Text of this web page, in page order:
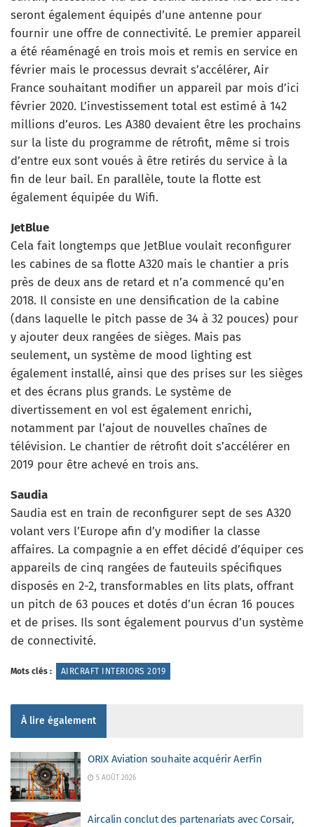
seront également équipés d’une antenne pour
fournir une offre de connectivité. Le premier appareil
a été réaménagé en trois mois et remis en service en
février mais le processus devrait s’accélérer, Air
France souhaitant modifier un appareil par mois d’ici
février 2020. L’investissement total est estimé à 142
millions d’euros. Les A380 devaient être les prochains
sur la liste du programme de rétrofit, même si trois
d’entre eux sont voués à être retirés du service à la
fin de leur bail. En parallèle, toute la flotte est
également équipée du Wifi.
JetBlue
Cela fait longtemps que JetBlue voulait reconfigurer
les cabines de sa flotte A320 mais le chantier a pris
près de deux ans de retard et n’a commencé qu’en
2018. Il consiste en une densification de la cabine
(dans laquelle le pitch passe de 34 à 32 pouces) pour
y ajouter deux rangées de sièges. Mais pas
seulement, un système de mood lighting est
également installé, ainsi que des prises sur les sièges
et des écrans plus grands. Le système de
divertissement en vol est également enrichi,
notamment par l’ajout de nouvelles chaînes de
télévision. Le chantier de rétrofit doit s’accélérer en
2019 pour être achevé en trois ans.
Saudia
Saudia est en train de reconfigurer sept de ses A320
volant vers l’Europe afin d’y modifier la classe
affaires. La compagnie a en effet décidé d’équiper ces
appareils de cinq rangées de fauteuils spécifiques
disposés en 2-2, transformables en lits plats, offrant
un pitch de 63 pouces et dotés d’un écran 16 pouces
et de prises. Ils sont également pourvus d’un système
de connectivité.
Mots clés : AIRCRAFT INTERIORS 2019
À lire également
ORIX Aviation souhaite acquérir AerFin
5 AOÛT 2026
Aircalin conclut des partenariats avec Corsair,